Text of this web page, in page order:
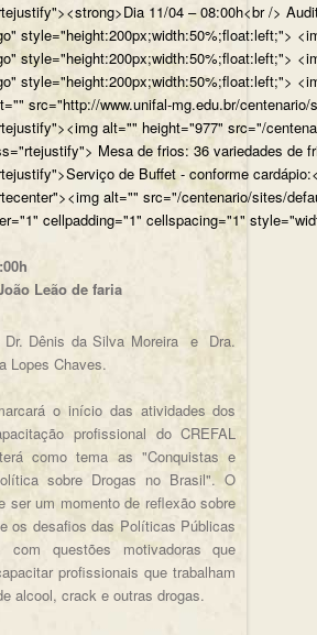
11/04 – 08:00h<br />
style="height:200px;width:50%;float:left;">
style="height:200px;width:50%;float:left;">
style="height:200px;width:50%;float:left;">
src="http://www.unifal-mg.edu.br/
alt="" height="977" src="/
Mesa de frios: 36 variedades de
de Buffet - conforme
alt="" src="/centenario/sites/
cellpadding="1" cellspacing="1"
Leão de faria
Dr. Dênis da Silva Moreira e Dra.
Lopes Chaves.
o início das atividades dos
profissional do CREFAL
como tema as "Conquistas e
sobre Drogas no Brasil". O
ser um momento de reflexão sobre
os desafios das Políticas Públicas
com questões motivadoras que
profissionais que trabalham
alcool, crack e outras drogas.